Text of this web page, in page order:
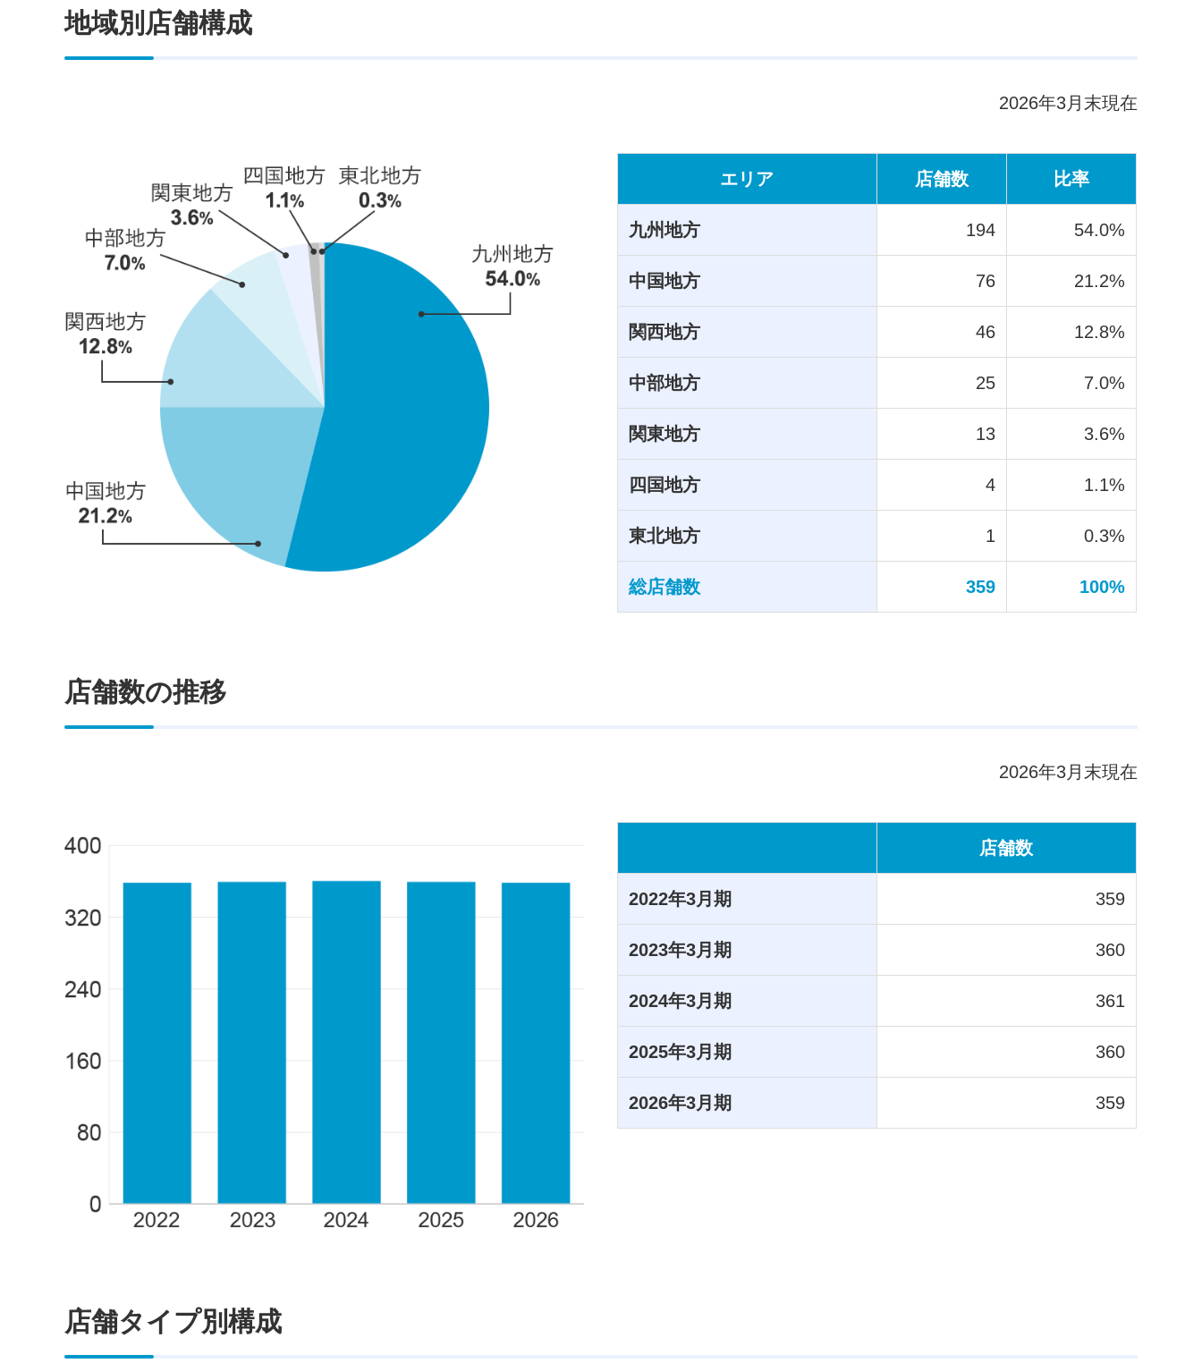
地域別店舗構成
2026年3月末現在
エリア 店舗数 比率
九州地方 194 54.0%
中国地方 76 21.2%
関西地方 46 12.8%
中部地方 25 7.0%
関東地方 13 3.6%
四国地方 4 1.1%
東北地方 1 0.3%
総店舗数 359 100%
店舗数の推移
2026年3月末現在
店舗数
2022年3月期 359
2023年3月期 360
2024年3月期 361
2025年3月期 360
2026年3月期 359
店舗タイプ別構成